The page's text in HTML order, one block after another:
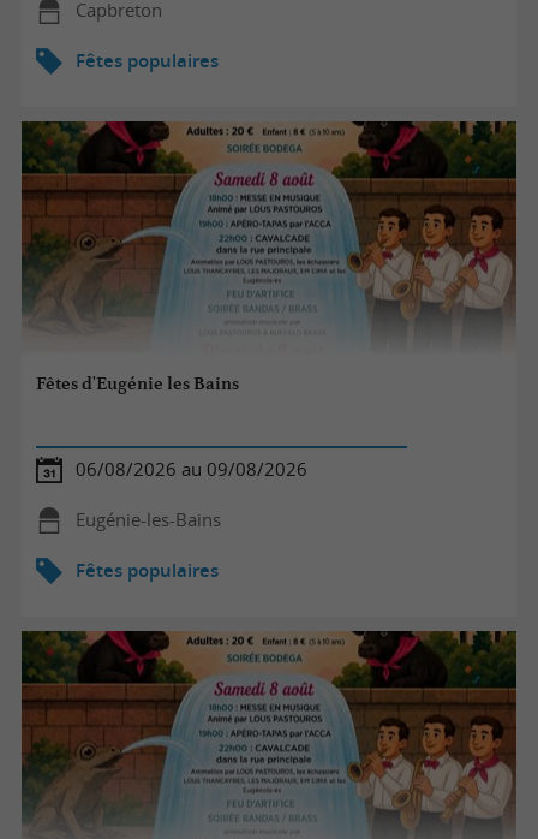
Capbreton
Fêtes populaires
Fêtes d'Eugénie les Bains
06/08/2026 au 09/08/2026
Eugénie-les-Bains
Fêtes populaires